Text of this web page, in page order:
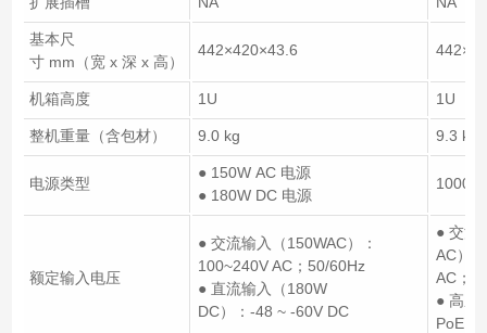
基本尺
寸 mm（宽 x 深 x 高）
442×420×43.6
机箱高度 1U 1U
整机重量（含包材） 9.0 kg 9.3 kg
电源类型
● 150W AC 电源
● 180W DC 电源
额定输入电压
● 交流输入（150WAC）：
100~240V AC；50/60Hz
● 直流输入（180W
DC）：-48 ~ -60V DC
● 交流
AC）
AC；
● 高压
PoE